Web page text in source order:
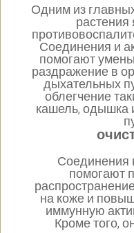
Одним из
растения
Соединения и
помогают
раздражение в
дыхательных
облегчение
кашель, одышка
Соединения
помогают
на коже и
иммунную
Кроме того,